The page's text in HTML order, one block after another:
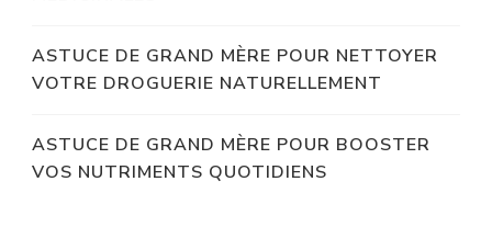
ASTUCE DE GRAND MÈRE POUR NETTOYER
VOTRE DROGUERIE NATURELLEMENT
ASTUCE DE GRAND MÈRE POUR BOOSTER
VOS NUTRIMENTS QUOTIDIENS